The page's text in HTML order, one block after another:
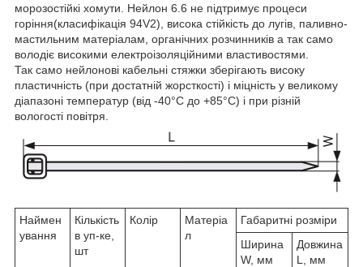
морозостійкі хомути. Нейлон 6.6 не підтримує процеси
горіння(класифікація 94V2), висока стійкість до лугів, паливно-
мастильним матеріалам, органічних розчинників а так само
володіє високими електроізоляційними властивостями.
Так само нейлонові кабельні стяжки зберігають високу
пластичність (при достатній жорсткості) і міцність у великому
діапазоні температур (від -40°C до +85°C) і при різній
вологості повітря.
Наймен
ування
Кількість
в уп-ке,
шт
Колір
Матеріа
л
Габаритні розміри
Ширина
W, мм
Довжина
L, мм